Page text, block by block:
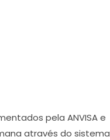
pela ANVISA e
através do sistema